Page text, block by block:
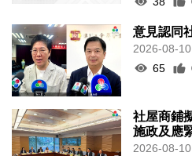
意見認同
2026-08-
65
社屋商鋪
施政及應
2026-08-